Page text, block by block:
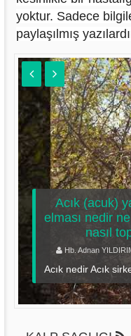
yoktur. Sadece
paylaşılmış
Acık (acuk)
elması nedir
nasıl
Hb. Adnan
Acık nedir Acık